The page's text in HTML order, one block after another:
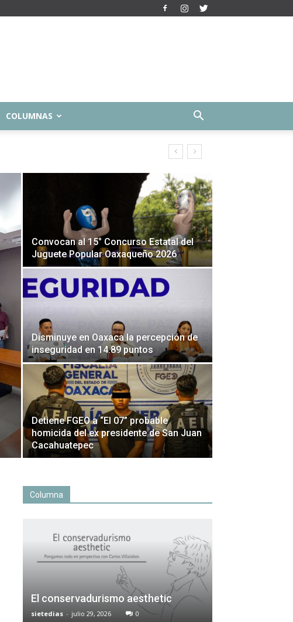
COLUMNAS
Convocan al 15° Concurso Estatal del
Juguete Popular Oaxaqueño 2026
Disminuye en Oaxaca la percepción de
inseguridad en 14.89 puntos
Detiene FGEO a “El 07” probable
homicida del ex presidente de San Juan
Cacahuatepec
Columna
El conservadurismo aesthetic
sietedias - julio 29, 2026 0